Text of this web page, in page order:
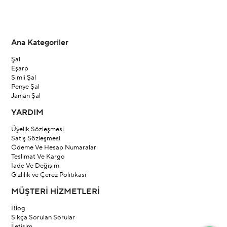
Ana Kategoriler
Şal
Eşarp
Simli Şal
Penye Şal
Janjan Şal
YARDIM
Üyelik Sözleşmesi
Satış Sözleşmesi
Ödeme Ve Hesap Numaraları
Teslimat Ve Kargo
İade Ve Değişim
Gizlilik ve Çerez Politikası
MÜŞTERİ HİZMETLERİ
Blog
Sıkça Sorulan Sorular